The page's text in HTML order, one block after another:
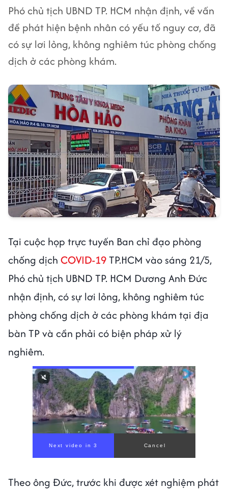
Phó chủ tịch UBND TP. HCM nhận định, về vấn
đề phát hiện bệnh nhân có yếu tố nguy cơ, đã
có sự lơi lỏng, không nghiêm túc phòng chống
dịch ở các phòng khám.
Tại cuộc họp trực tuyến Ban chỉ đạo phòng
chống dịch COVID-19TP.HCM vào sáng 21/5,
Phó chủ tịch UBND TP. HCM Dương Anh Đức
nhận định, có sự lơi lỏng, không nghiêm túc
phòng chống dịch ở các phòng khám tại địa
bàn TP và cần phải có biện pháp xử lý
nghiêm.
Theo ông Đức, trước khi được xét nghiệm phát